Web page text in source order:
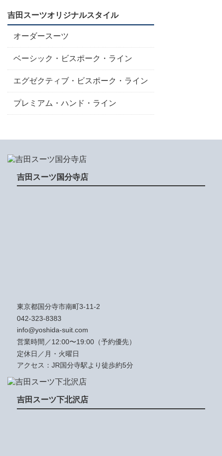
吉田スーツオリジナルスタイル
オーダースーツ
ベーシック・ビスポーク・ライン
エグゼクティブ・ビスポーク・ライン
プレミアム・ハンド・ライン
吉田スーツ国分寺店
東京都国分寺市南町3-11-2
042-323-8383
info@yoshida-suit.com
営業時間／12:00〜19:00（予約優先）
定休日／月・火曜日
アクセス：JR国分寺駅より徒歩約5分
吉田スーツ下北沢店